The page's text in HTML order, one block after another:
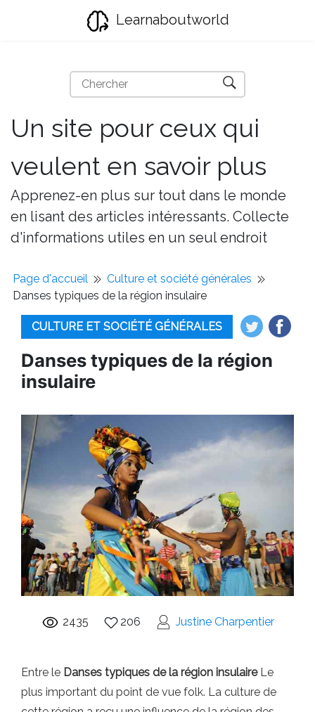
Learnaboutworld
Un site pour ceux qui
veulent en savoir plus
Apprenez-en plus sur tout dans le monde
en lisant des articles intéressants. Collecte
d'informations utiles en un seul endroit
Page d'accueil
Culture et société générales
Danses typiques de la région insulaire
CULTURE ET SOCIÉTÉ GÉNÉRALES
Danses typiques de la région
insulaire
2435 206 Justine Charpentier
Entre le Danses typiques de la région insulaire Le
plus important du point de vue folk. La culture de